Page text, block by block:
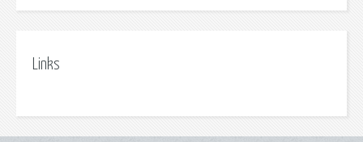
Links